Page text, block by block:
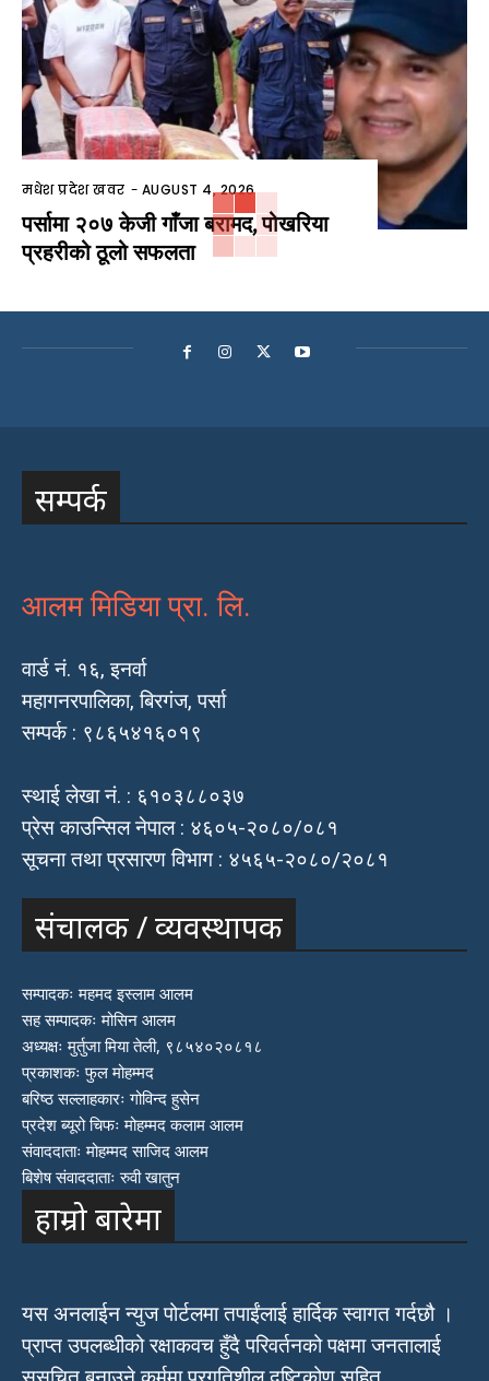
मधेश प्रदेश खवर - AUGUST 4, 2026
पर्सामा २०७ केजी गाँजा बरामद, पोखरिया
प्रहरीको ठूलो सफलता
सम्पर्क
आलम मिडिया प्रा. लि.
वार्ड नं. १६, इनर्वा
महागनरपालिका, बिरगंज, पर्सा
सम्पर्क : ९८६५४१६०१९
स्थाई लेखा नं. : ६१०३८८०३७
प्रेस काउन्सिल नेपाल : ४६०५-२०८०/०८१
सूचना तथा प्रसारण विभाग : ४५६५-२०८०/२०८१
संचालक / व्यवस्थापक
सम्पादकः महमद इस्लाम आलम
सह सम्पादकः मोसिन आलम
अध्यक्षः मुर्तुजा मिया तेली, ९८५४०२०८१८
प्रकाशकः फुल मोहम्मद
बरिष्ठ सल्लाहकारः गोविन्द हुसेन
प्रदेश ब्यूरो चिफः मोहम्मद कलाम आलम
संवाददाताः मोहम्मद साजिद आलम
बिशेष संवाददाताः रुवी खातुन
हाम्रो बारेमा
यस अनलाईन न्युज पोर्टलमा तपाईंलाई हार्दिक स्वागत गर्दछौ ।
प्राप्त उपलब्धीको रक्षाकवच हुँदै परिवर्तनको पक्षमा जनतालाई